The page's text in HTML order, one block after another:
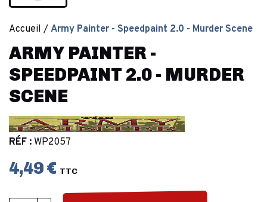
Accueil Army Painter - Speedpaint 2.0 - Murder Scene
ARMY PAINTER -
SPEEDPAINT 2.0 - MURDER
SCENE
RÉF : WP2057
4,49 € TTC